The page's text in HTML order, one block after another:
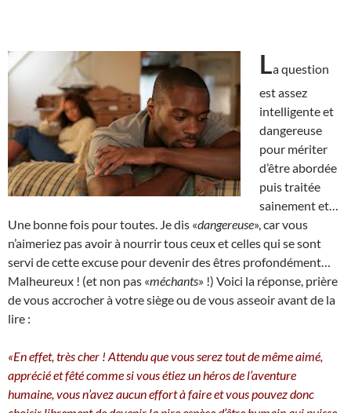
La question
est assez
intelligente et
dangereuse
pour mériter
d’être abordée
puis traitée
sainement et…
Une bonne fois pour toutes. Je dis «dangereuse», car vous
n’aimeriez pas avoir à nourrir tous ceux et celles qui se sont
servi de cette excuse pour devenir des êtres profondément…
Malheureux ! (et non pas «méchants» !) Voici la réponse, prière
de vous accrocher à votre siège ou de vous asseoir avant de la
lire :
«En effet, très cher ! Attendu que vous serez tout de même aimé,
apprécié et fêté comme si vous étiez un héros de l’aventure
humaine, vous n’avez aucun effort à faire et vous pouvez donc